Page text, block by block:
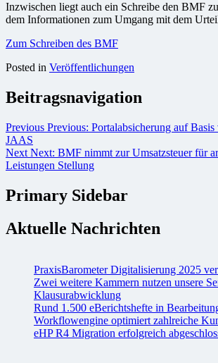
Inzwischen liegt auch ein Schreibe den BMF
dem Informationen zum Umgang mit dem
Zum Schreiben des BMF
Posted in Veröffentlichungen
Beitragsnavigation
Previous Previous: Portalabsicherung auf Basis
JAAS
Next Next: BMF nimmt zur Umsatzsteuer für
Leistungen Stellung
Primary Sidebar
Aktuelle Nachrichten
PraxisBarometer Digitalisierung 2025
Zwei weitere Kammern nutzen unsere
Klausurabwicklung
Rund 1.500 eBerichtshefte in
Workflowengine optimiert zahlreiche
eHP R4 Migration erfolgreich